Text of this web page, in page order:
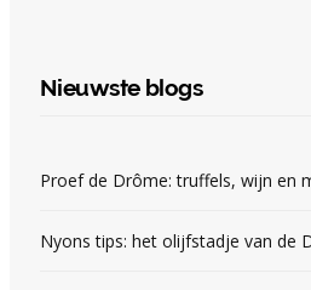
Nieuwste blogs
Proef de Drôme: truffels, wijn en
Nyons tips: het olijfstadje van de